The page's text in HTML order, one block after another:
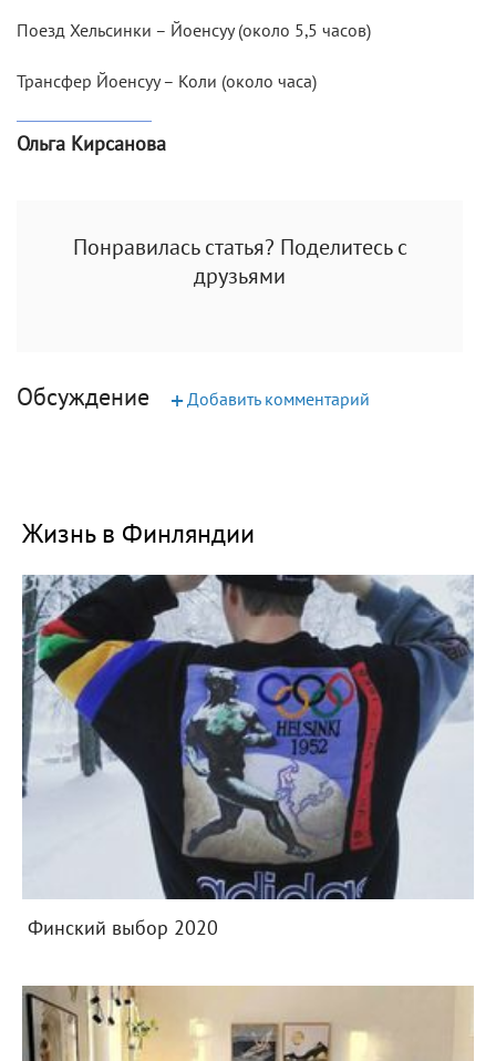
Поезд Хельсинки – Йоенсуу (около 5,5 часов)
Трансфер Йоенсуу – Коли (около часа)
Ольга Кирсанова
Понравилась статья? Поделитесь с
друзьями
Обсуждение +Добавить комментарий
Жизнь в Финляндии
Финский выбор 2020